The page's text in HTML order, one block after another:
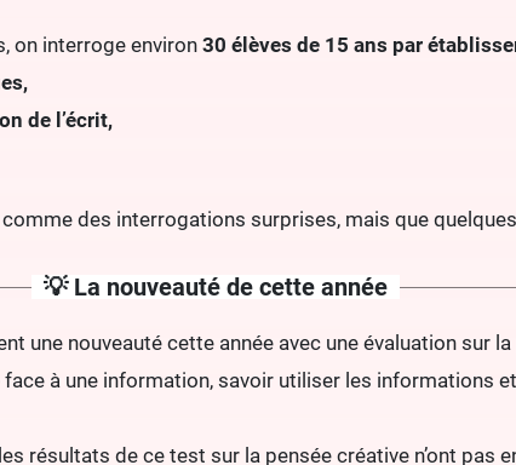
on interroge environ30 élèves de 15 ans par
de l’écrit,
comme des interrogations surprises, mais que
💡 La nouveauté de cette année
une nouveauté cette année avec une évaluation sur
à une information, savoir utiliser les informations
résultats de ce test sur la pensée créative n’ont